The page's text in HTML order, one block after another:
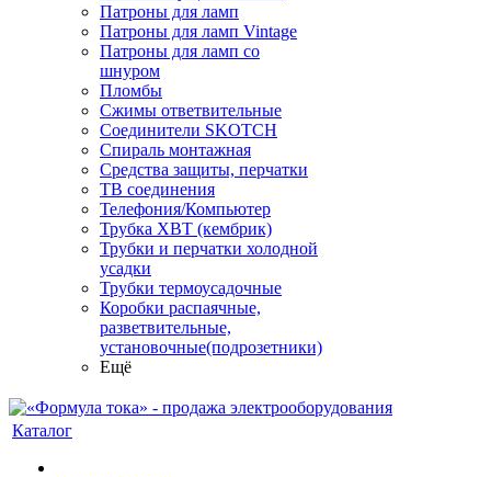
Патроны для ламп
Патроны для ламп Vintage
Патроны для ламп со
шнуром
Пломбы
Сжимы ответвительные
Соединители SKOTCH
Спираль монтажная
Средства защиты, перчатки
ТВ соединения
Телефония/Компьютер
Трубка ХВТ (кембрик)
Трубки и перчатки холодной
усадки
Трубки термоусадочные
Коробки распаячные,
разветвительные,
установочные(подрозетники)
Ещё
Каталог